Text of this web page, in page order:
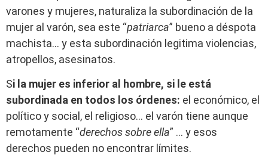
varones y mujeres, naturaliza la subordinación de la
mujer al varón, sea este “patriarca” bueno a déspota
machista… y esta subordinación legitima violencias,
atropellos, asesinatos.
Si la mujer es inferior al hombre, si le está
subordinada en todos los órdenes: el económico, el
político y social, el religioso… el varón tiene aunque
remotamente “derechos sobre ella” … y esos
derechos pueden no encontrar límites.